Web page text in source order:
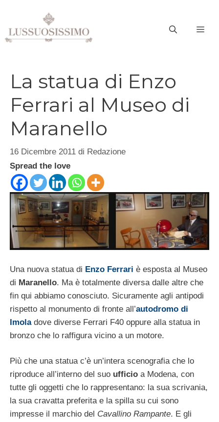
contenuto
La statua di Enzo
Ferrari al Museo di
Maranello
16 Dicembre 2011 di Redazione
Spread the love
Una nuova statua di Enzo Ferrari è esposta al Museo
di Maranello. Ma è totalmente diversa dalle altre che
fin qui abbiamo conosciuto. Sicuramente agli antipodi
rispetto al monumento di fronte all’autodromo di
Imoladove diverse Ferrari F40 oppure alla statua in
bronzo che lo raffigura vicino a un motore.
Più che una statua c’è un’intera scenografia che lo
riproduce all’interno del suo ufficio a Modena, con
tutte gli oggetti che lo rappresentano: la sua scrivania,
la sua cravatta preferita e la spilla su cui sono
impresse il marchio del Cavallino Rampante. E gli